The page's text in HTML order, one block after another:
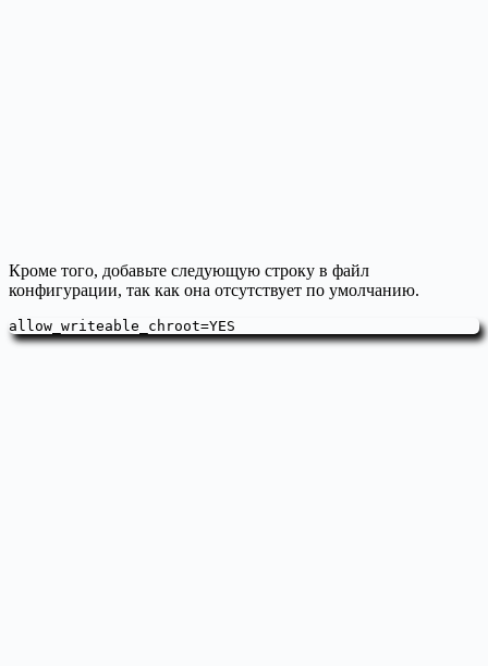
Кроме того, добавьте следующую строку в файл
конфигурации, так как она отсутствует по умолчанию.
allow_writeable_chroot=YES